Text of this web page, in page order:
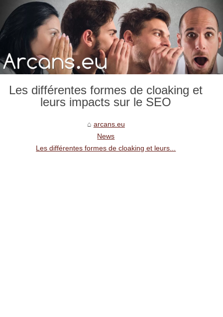
Les différentes formes de cloaking et
leurs impacts sur le SEO
arcans.eu
News
Les différentes formes de cloaking et leurs...